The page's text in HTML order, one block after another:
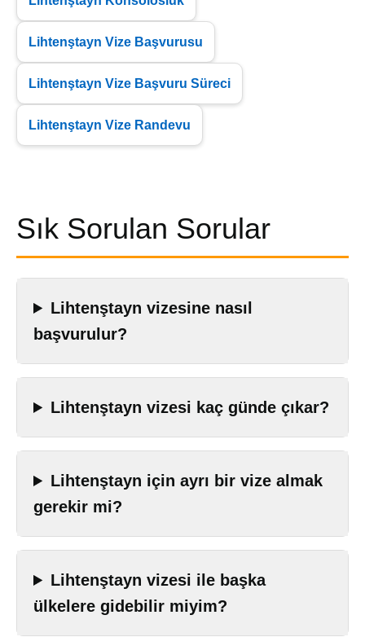
Lihtenştayn Vize Başvurusu
Lihtenştayn Vize Başvuru Süreci
Lihtenştayn Vize Randevu
Sık Sorulan Sorular
Lihtenştayn vizesine nasıl
başvurulur?
Lihtenştayn vizesi kaç günde çıkar?
Lihtenştayn için ayrı bir vize almak
gerekir mi?
Lihtenştayn vizesi ile başka
ülkelere gidebilir miyim?